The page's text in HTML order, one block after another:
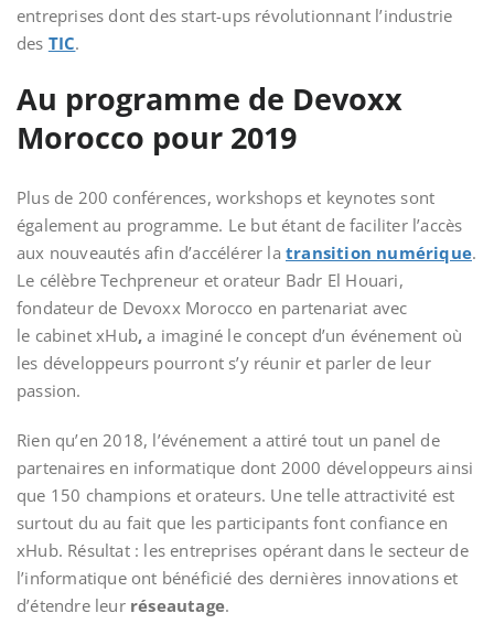
entreprises dont des start-ups révolutionnant l’industrie
des TIC.
Au programme de Devoxx
Morocco pour 2019
Plus de 200 conférences, workshops et keynotes sont
également au programme. Le but étant de faciliter l’accès
aux nouveautés afin d’accélérer la transition numérique.
Le célèbre Techpreneur et orateur Badr El Houari,
fondateur de Devoxx Morocco en partenariat avec
le cabinet xHub,a imaginé le concept d’un événement où
les développeurs pourront s’y réunir et parler de leur
passion.
Rien qu’en 2018, l’événement a attiré tout un panel de
partenaires en informatique dont 2000 développeurs ainsi
que 150 champions et orateurs. Une telle attractivité est
surtout du au fait que les participants font confiance en
xHub. Résultat : les entreprises opérant dans le secteur de
l’informatique ont bénéficié des dernières innovations et
d’étendre leur réseautage.